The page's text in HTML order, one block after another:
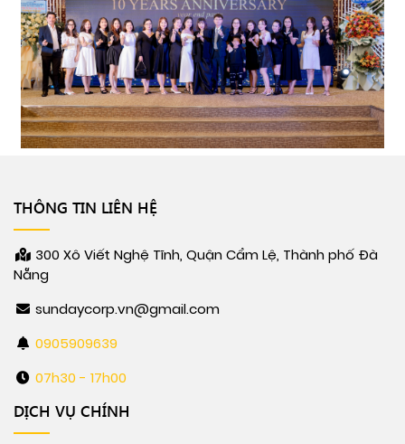
THÔNG TIN LIÊN HỆ
300 Xô Viết Nghệ Tĩnh, Quận Cẩm Lệ, Thành phố Đà
Nẵng
sundaycorp.vn@gmail.com
0905909639
07h30 - 17h00
DỊCH VỤ CHÍNH